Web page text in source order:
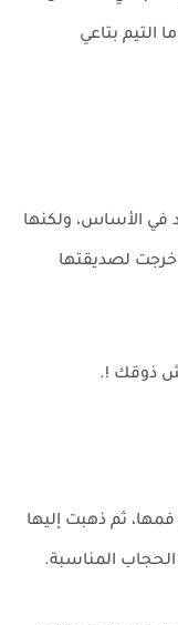
بتاعي
في الأساس، ولكنها
خرجت لصديقتها
ذوقك !.
ثم ذهبت إليها
المناسبة.